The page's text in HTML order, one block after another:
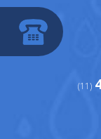
(11)